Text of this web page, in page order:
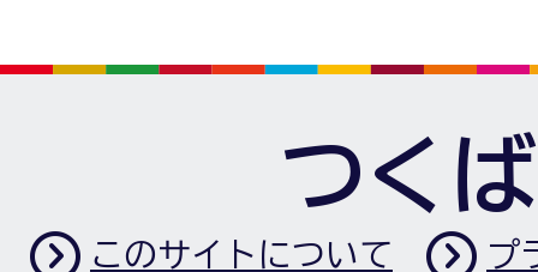
つく
このサイトについて プ